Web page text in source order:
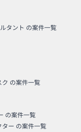
タント の案件一覧
ク の案件一覧
の案件一覧
ター の案件一覧